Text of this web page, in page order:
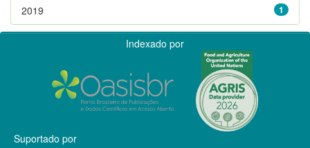
1
2019
Indexado por
Suportado por